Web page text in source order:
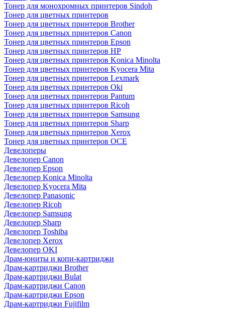
Тонер для монохромных принтеров Sindoh
Тонер для цветных принтеров
Тонер для цветных принтеров Brother
Тонер для цветных принтеров Canon
Тонер для цветных принтеров Epson
Тонер для цветных принтеров HP
Тонер для цветных принтеров Konica Minolta
Тонер для цветных принтеров Kyocera Mita
Тонер для цветных принтеров Lexmark
Тонер для цветных принтеров Oki
Тонер для цветных принтеров Pantum
Тонер для цветных принтеров Ricoh
Тонер для цветных принтеров Samsung
Тонер для цветных принтеров Sharp
Тонер для цветных принтеров Xerox
Тонер для цветных принтеров OCE
Девелоперы
Девелопер Canon
Девелопер Epson
Девелопер Konica Minolta
Девелопер Kyocera Mita
Девелопер Panasonic
Девелопер Ricoh
Девелопер Samsung
Девелопер Sharp
Девелопер Toshiba
Девелопер Xerox
Девелопер OKI
Драм-юниты и копи-картриджи
Драм-картриджи Brother
Драм-картриджи Bulat
Драм-картриджи Canon
Драм-картриджи Epson
Драм-картриджи Fujifilm